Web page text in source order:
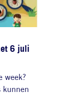
6 juli
week?
kunnen